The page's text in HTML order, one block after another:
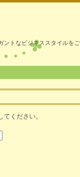
ントなビジネススタイルを
ください。